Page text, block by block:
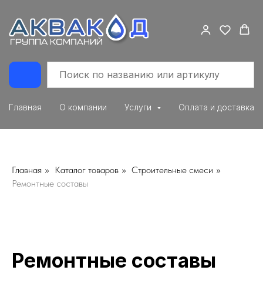
Главная О компании Услуги Оплата и доставка
Главная » Каталог товаров » Строительные смеси »
Ремонтные составы
Ремонтные составы